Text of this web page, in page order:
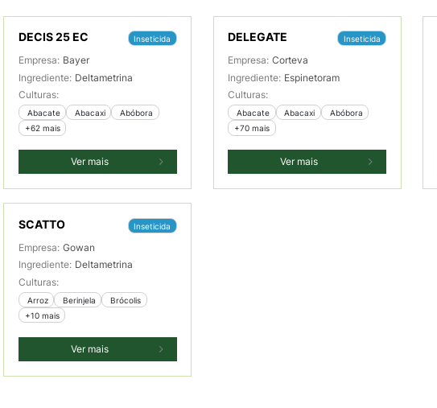
DECIS 25 EC Inseticida
Empresa: Bayer
Ingrediente: Deltametrina
Culturas:
Abacate Abacaxi
Abóbora
+62 mais
Ver mais
DELEGATE Inseticida
Empresa: Corteva
Ingrediente: Espinetoram
Culturas:
Abacate Abacaxi
Abóbora
+70 mais
Ver mais
SCATTO Inseticida
Empresa: Gowan
Ingrediente: Deltametrina
Culturas:
Arroz Berinjela
Brócolis
+10 mais
Ver mais